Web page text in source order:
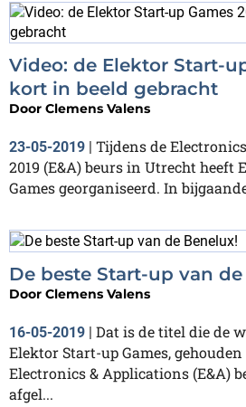
Video: de Elektor Start-
kort in beeld gebracht
Door Clemens Valens
23-05-2019
Tijdens de
2019 (E&A) beurs in Utrecht heeft
Games georganiseerd. In
De beste Start-up van
Door Clemens Valens
16-05-2019 | Dat is de titel die de
Elektor Start-up Games,
Electronics & Applications (E&A)
afgel...